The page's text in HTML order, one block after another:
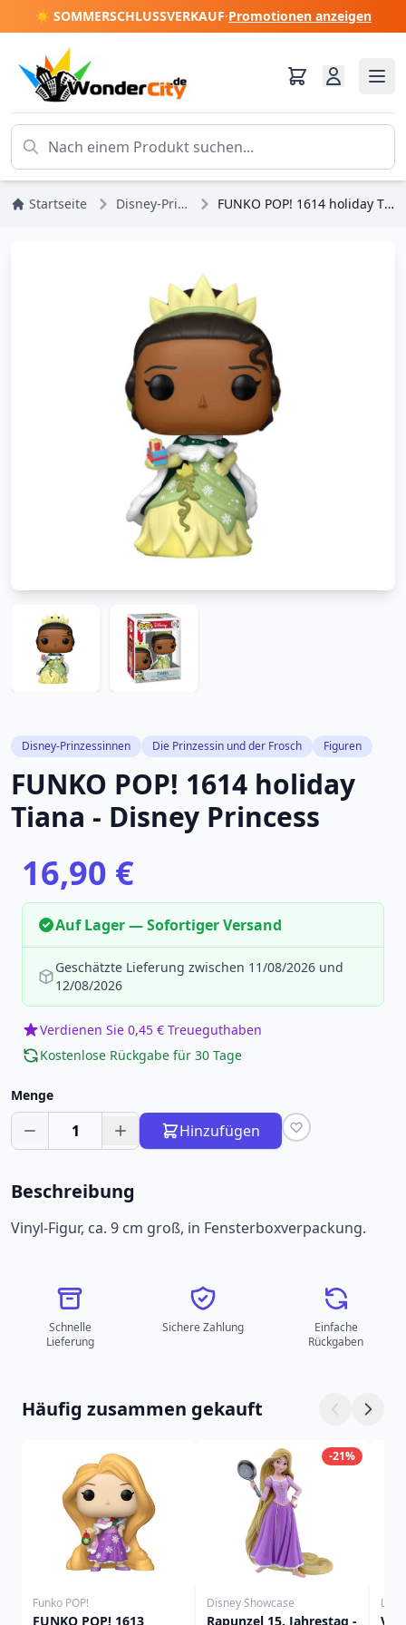
☀️ SOMMERSCHLUSSVERKAUF·Promotionen anzeigen
Startseite Disney-Prinzessinnen FUNKO POP! 1614 holiday Tiana - Disney Princess
Disney-Prinzessinnen Die Prinzessin und der Frosch Figuren
FUNKO POP! 1614 holiday
Tiana - Disney Princess
16,90 €
Auf Lager — Sofortiger Versand
Geschätzte Lieferung zwischen 11/08/2026 und
12/08/2026
Verdienen Sie 0,45 € Treueguthaben
Kostenlose Rückgabe für 30 Tage
Menge
1 Hinzufügen
Beschreibung
Vinyl-Figur, ca. 9 cm groß, in Fensterboxverpackung.
Schnelle
Lieferung
Sichere Zahlung
Einfache
Rückgaben
Häufig zusammen gekauft
Funko POP!
FUNKO POP! 1613
-21%
Disney Showcase
Rapunzel 15. Jahrestag -